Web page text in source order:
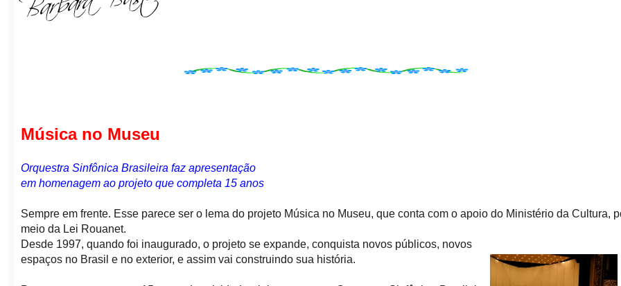
Música no Museu
Orquestra Sinfônica Brasileira faz apresentação
em homenagem ao projeto que completa 15 anos
Sempre em frente. Esse parece ser o lema do projeto Música no Museu, que conta com o apoio do Ministério da Cultura,
meio da Lei Rouanet.
Desde 1997, quando foi inaugurado, o projeto se expande, conquista novos públicos, novos
espaços no Brasil e no exterior, e assim vai construindo sua história.